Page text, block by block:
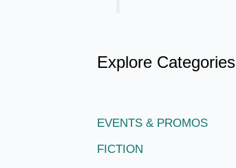
Explore Categories
EVENTS & PROMOS
FICTION